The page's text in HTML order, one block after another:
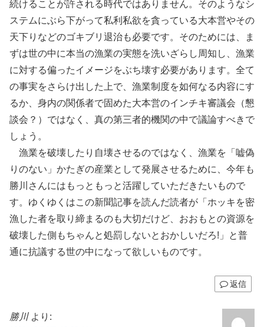
続けることが許される時代ではありません。そのようなシ
ステムにぶら下がって私利私欲を貪っている大本営やその
天下りなどのゴキブリ退治も必要です。そのためには、ま
ずは世の中に本当の漁業の実態を洗いざらし周知し、漁業
に対する偏ったイメージをぶち壊す必要があります。全て
の事実をさらけ出した上で、漁業制度を如何なる内容にす
るか、身内の関係者で固めた大本営のインチキ審議会（懇
談会？）ではなく、真の第三者的機関の中で議論すべきで
しょう。
漁業を破壊したり自壊させるのではなく、漁業を「嘘偽
りのない」かたぎの産業として発展させるために、今年も
勝川さんにはもっともっと活躍していただきたいもので
す。ゆくゆくはこの新聞記事を読んだ読者が「ホッキを密
漁した者を取り締まるのも大切だけど、おおもとの資源を
破壊した側もちゃんと処罰しないとおかしいだろ!」と普
通に抗議する世の中になって欲しいものです。
返信
勝川 より: